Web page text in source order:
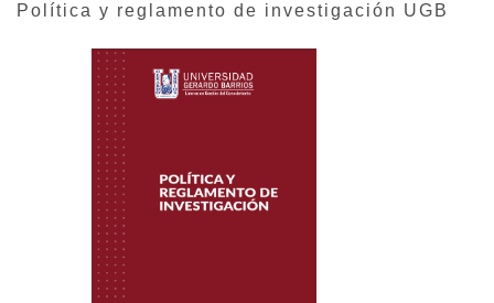
Política y reglamento de investigación UGB